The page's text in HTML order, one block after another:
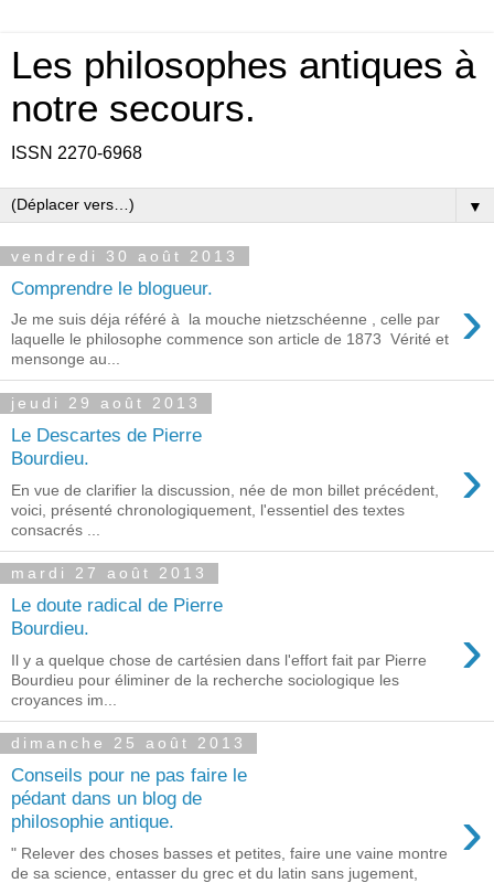
Les philosophes antiques à
notre secours.
ISSN 2270-6968
▼
vendredi 30 août 2013
Comprendre le blogueur. ›
Je me suis déja référé à la mouche nietzschéenne , celle par
laquelle le philosophe commence son article de 1873 Vérité et
mensonge au...
jeudi 29 août 2013
Le Descartes de Pierre
Bourdieu.
›
En vue de clarifier la discussion, née de mon billet précédent,
voici, présenté chronologiquement, l'essentiel des textes
consacrés ...
mardi 27 août 2013
Le doute radical de Pierre
Bourdieu.
›
Il y a quelque chose de cartésien dans l'effort fait par Pierre
Bourdieu pour éliminer de la recherche sociologique les
croyances im...
dimanche 25 août 2013
Conseils pour ne pas faire le
pédant dans un blog de
philosophie antique.
›
" Relever des choses basses et petites, faire une vaine montre
de sa science, entasser du grec et du latin sans jugement,